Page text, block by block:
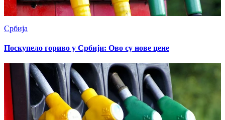
Србија
Поскупело гориво у Србији: Ово су нове цене